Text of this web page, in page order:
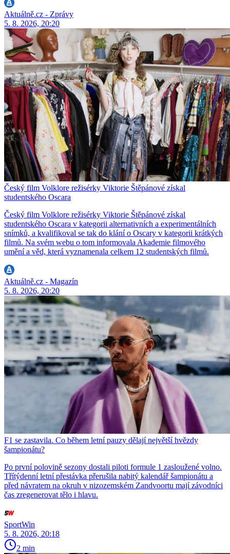
Aktuálně.cz - Zprávy
5. 8. 2026, 20:20
Český film Volklore režisérky Viktorie Štěpánové získal
studentského Oscara
Český film Volklore režisérky Viktorie Štěpánové získal
studentského Oscara v kategorii alternativních a experimentálních
snímků, a kvalifikoval se tak do klání o Oscary v kategorii krátkých
filmů. Na svém webu o tom informovala Akademie filmového
umění a věd, která vyznamenala celkem 12 studentských filmů.
Aktuálně.cz - Magazín
5. 8. 2026, 20:20
F1 se zastavila. Co během letní pauzy dělají největší hvězdy
šampionátu?
Po první polovině sezony dostali piloti formule 1 zasloužené volno.
Třítýdenní letní přestávka přerušila nabitý kalendář šampionátu a
před návratem na okruh v nizozemském Zandvoortu mají závodníci
čas zregenerovat tělo i hlavu.
SportWin
5. 8. 2026, 20:18
2 min